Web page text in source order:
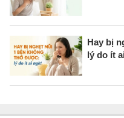
Hay bị
lý do ít